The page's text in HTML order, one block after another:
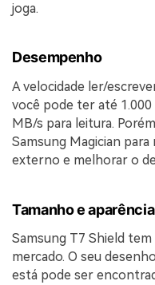
joga.
Desempenho
A velocidade ler/
você pode ter até 1.000
MB/s para leitura.
Samsung Magician
externo e melhorar o
Tamanho e aparência
Samsung T7 Shield
mercado. O seu
está pode ser